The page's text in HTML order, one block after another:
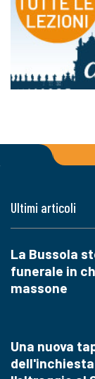
Ultimi articoli
La Bussola
funerale in
massone
Una nuova